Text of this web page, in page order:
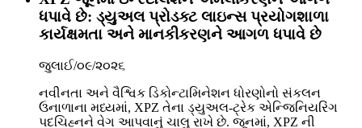
ધપાવે છે: ડ્યુઅલ પ્રોડક્ટ લાઇન્સ પ્રયોગશાળા
કાર્યક્ષમતા અને માનકીકરણને આગળ ધપાવે છે
જુલાઈ/૦૯/૨૦૨૬
નવીનતા અને વૈશ્વિક ડિકોન્ટામિનેશન ધોરણોનો સંકલન
ઉનાળાના મધ્યમાં, XPZ તેના ડ્યુઅલ-ટ્રેક એન્જિનિયરિંગ
પદચિહ્નને વેગ આપવાનું ચાલુ રાખે છે. જૂનમાં, XPZ ની